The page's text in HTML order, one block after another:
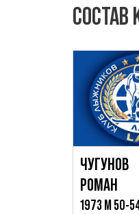
ЧУГУНОВ
РОМАН
1973 М 50-